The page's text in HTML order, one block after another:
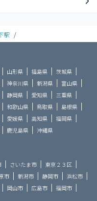
駅 /
山形県 福島県
茨城県
神奈川県 新潟県
富山県
静岡県 愛知県
三重県
和歌山県 鳥取県
島根県
愛媛県 高知県
福岡県
鹿児島県 沖縄県
さいたま市
東京２３区
市 新潟市 静岡市
浜松市
岡山市 広島市
福岡市